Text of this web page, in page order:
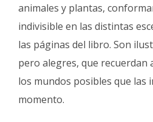
animales y plantas,
indivisible en las distintas
las páginas del libro. Son
pero alegres, que
los mundos posibles que las
momento.